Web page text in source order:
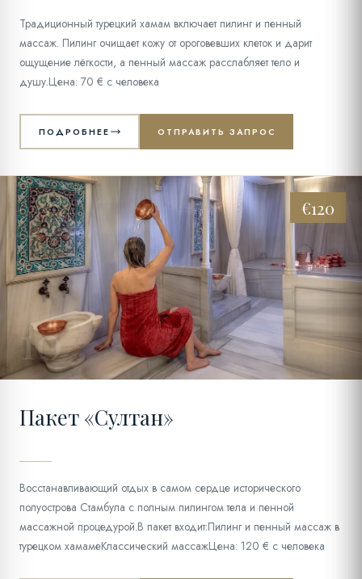
Традиционный турецкий хамам включает пилинг и пенный
массаж. Пилинг очищает кожу от ороговевших клеток и дарит
ощущение лёгкости, а пенный массаж расслабляет тело и
душу.Цена: 70 € с человека
ПОДРОБНЕЕ ОТПРАВИТЬ ЗАПРОС
€120
10
Пакет «Султан»
Восстанавливающий отдых в самом сердце исторического
полуострова Стамбула с полным пилингом тела и пенной
массажной процедурой.В пакет входит:Пилинг и пенный массаж в
турецком хамамеКлассический массажЦена: 120 € с человека